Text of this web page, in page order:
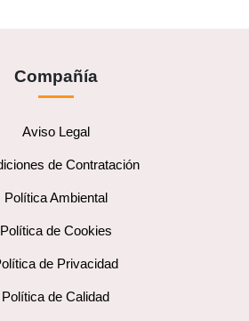
Compañía
Aviso Legal
de Contratación
Política Ambiental
Política de Cookies
de Privacidad
Política de Calidad